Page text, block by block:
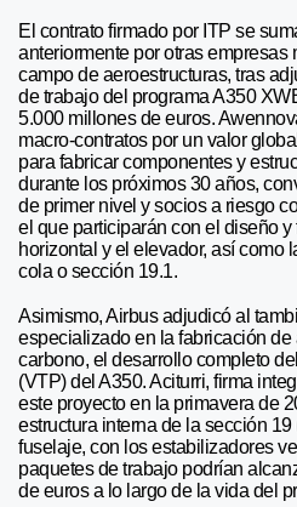
El contrato firmado por ITP se
anteriormente por otras empresas
campo de aeroestructuras, tras
de trabajo del programa A350
5.000 millones de euros.
macro-contratos por un valor
para fabricar componentes y
durante los próximos 30 años,
de primer nivel y socios a riesgo
el que participarán con el diseño
horizontal y el elevador, así como
cola o sección 19.1.
Asimismo, Airbus adjudicó al
especializado en la fabricación de
carbono, el desarrollo completo
(VTP) del A350. Aciturri, firma
este proyecto en la primavera de
estructura interna de la sección
fuselaje, con los estabilizadores
paquetes de trabajo podrían
de euros a lo largo de la vida del